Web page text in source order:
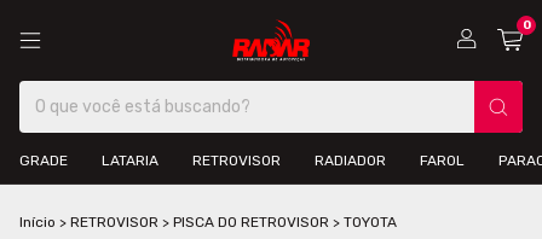
0
GRADE LATARIA RETROVISOR RADIADOR FAROL
Início > RETROVISOR > PISCA DO RETROVISOR > TOYOTA